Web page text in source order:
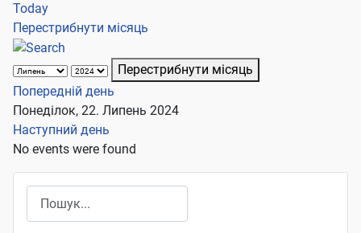
Today
Перестрибнути місяць
Перестрибнути місяць
Попередній день
Понеділок, 22. Липень 2024
Наступний день
No events were found